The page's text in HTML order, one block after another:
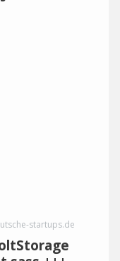
startups.de